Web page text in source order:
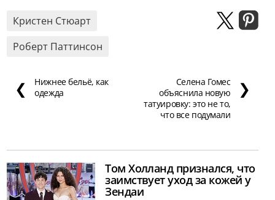
Кристен Стюарт
Роберт Паттинсон
❮
Нижнее бельё, как
одежда
Селена Гомес
объяснила новую
татуировку: это не то,
что все подумали
❯
Том Холланд признался, что
заимствует уход за кожей у
Зендаи